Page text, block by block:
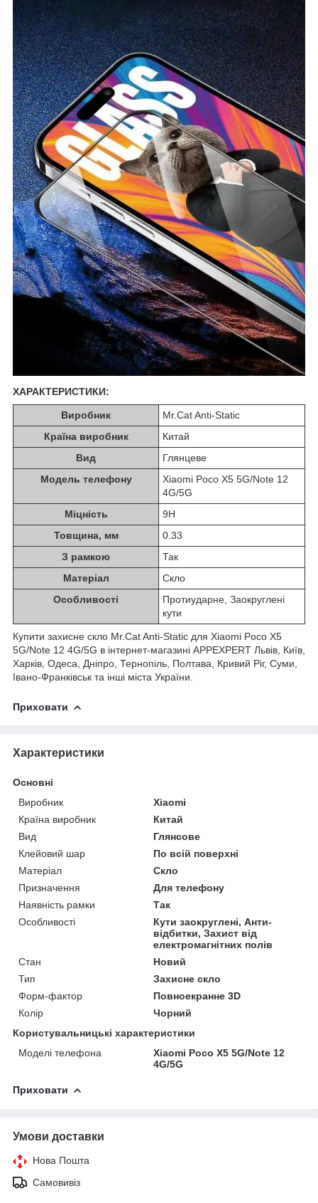
ХАРАКТЕРИСТИКИ:
Виробник
Mr.Cat Anti-Static
Країна виробник
Китай
Вид
Глянцеве
Модель телефону
Xiaomi Poco X5 5G/Note 12
4G/5G
Міцність
9H
Товщина, мм
0.33
З рамкою
Так
Матеріал
Скло
Особливості
Протиударне, Заокруглені
кути
Купити захисне скло Mr.Cat Anti-Static для Xiaomi Poco X5
5G/Note 12 4G/5G в інтернет-магазині APPEXPERT Львів, Київ,
Харків, Одеса, Дніпро, Тернопіль, Полтава, Кривий Ріг, Суми,
Івано-Франківськ та інші міста України.
Приховати
Характеристики
Основні
Виробник
Xiaomi
Країна виробник
Китай
Вид
Глянсове
Клейовий шар
По всій поверхні
Матеріал
Скло
Призначення
Для телефону
Наявність рамки
Так
Особливості
Кути заокруглені, Анти-
відбитки, Захист від
електромагнітних полів
Стан
Новий
Тип
Захисне скло
Форм-фактор
Повноекранне 3D
Колір
Чорний
Користувальницькі характеристики
Моделі телефона
Xiaomi Poco X5 5G/Note 12
4G/5G
Приховати
Умови доставки
Нова Пошта
Самовивіз